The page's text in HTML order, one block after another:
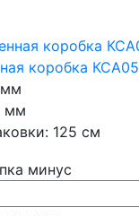
коробка КСА05
мм
125 см